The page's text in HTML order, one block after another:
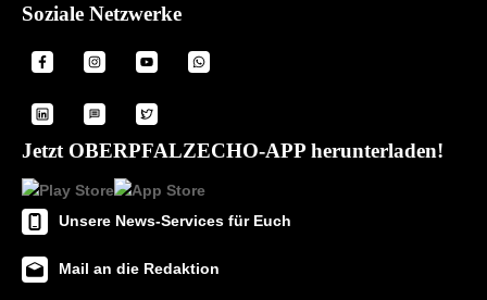
Soziale Netzwerke
Jetzt OBERPFALZECHO-APP herunterladen!
Unsere News-Services für Euch
Mail an die Redaktion